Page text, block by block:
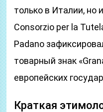
только в Италии, но
Consorzio per la
Padano
товарный знак
европейских
Краткая